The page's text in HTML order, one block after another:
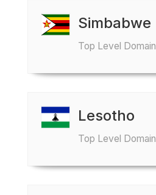
Simbabwe
Top Level
Lesotho
Top Level